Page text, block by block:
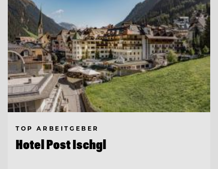
TOP ARBEITGEBER
Hotel Post Ischgl